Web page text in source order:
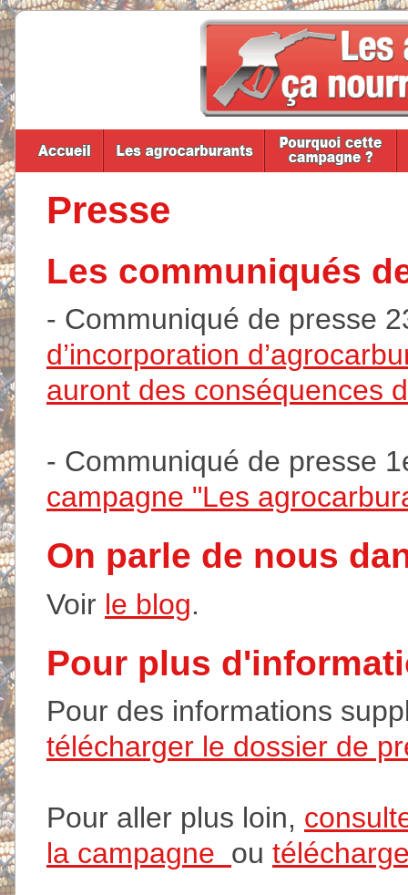
Presse
Les communiqués
- Communiqué de presse
d’incorporation
auront des conséquences
- Communiqué de presse
campagne "Les
On parle de nous
Voir le blog.
Pour plus
Pour des informations
télécharger le dossier de
Pour aller plus loin,
la campagne ou